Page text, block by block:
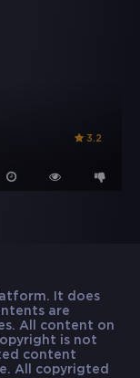
3.2
It does
are
All content on
is not
content
All copyrigted